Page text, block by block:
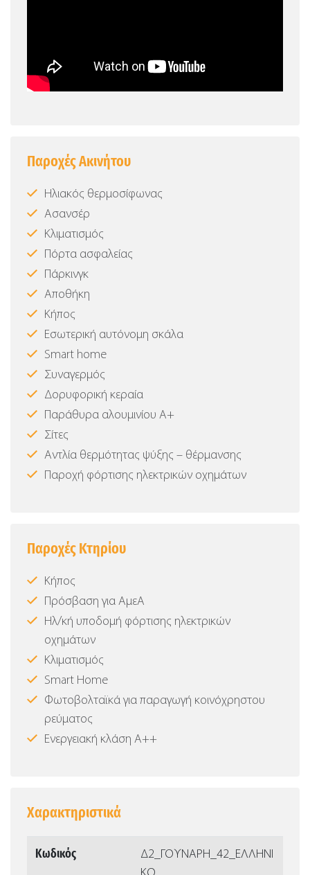
Παροχές Ακινήτου
Ηλιακός θερμοσίφωνας
Ασανσέρ
Κλιματισμός
Πόρτα ασφαλείας
Πάρκινγκ
Αποθήκη
Κήπος
Εσωτερική αυτόνομη σκάλα
Smart home
Συναγερμός
Δορυφορική κεραία
Παράθυρα αλουμινίου Α+
Σίτες
Αντλία θερμότητας ψύξης – θέρμανσης
Παροχή φόρτισης ηλεκτρικών οχημάτων
Παροχές Κτηρίου
Κήπος
Πρόσβαση για ΑμεΑ
Ηλ/κή υποδομή φόρτισης ηλεκτρικών
οχημάτων
Κλιματισμός
Smart Home
Φωτοβολταϊκά για παραγωγή κοινόχρηστου
ρεύματος
Ενεργειακή κλάση Α++
Χαρακτηριστικά
Κωδικός
Δ2_ΓΟΥΝΑΡΗ_42_ΕΛΛΗΝΙ